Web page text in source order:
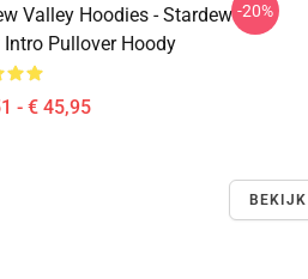
Valley Hoodies - Stardew
Intro Pullover Hoody
- € 45,95
-20%